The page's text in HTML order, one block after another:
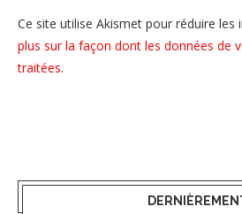
Ce site utilise Akismet pour réduire les
plus sur la façon dont les données de
traitées.